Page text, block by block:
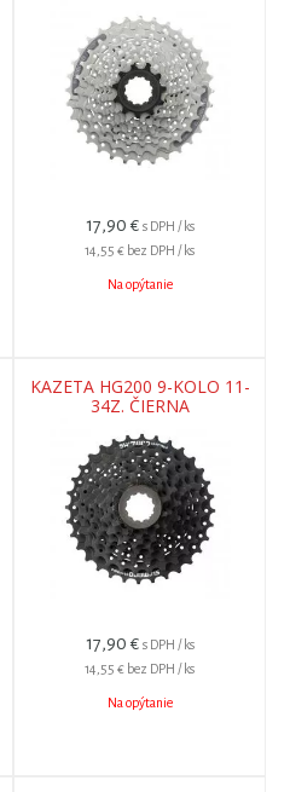
17,90 € s DPH / ks
14,55 € bez DPH / ks
Na opýtanie
KAZETA HG200 9-KOLO 11-
34Z. ČIERNA
17,90 € s DPH / ks
14,55 € bez DPH / ks
Na opýtanie